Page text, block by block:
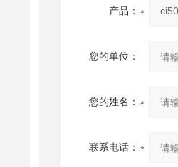
产品：
您的单位：
您的姓名：
联系电话：